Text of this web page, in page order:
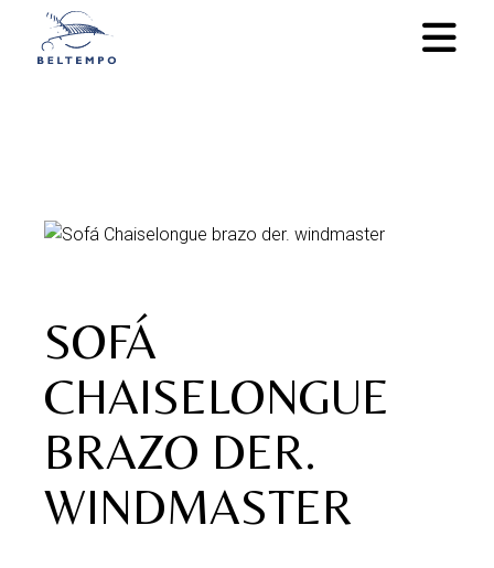
content
SOFÁ
CHAISELONGUE
BRAZO DER.
WINDMASTER